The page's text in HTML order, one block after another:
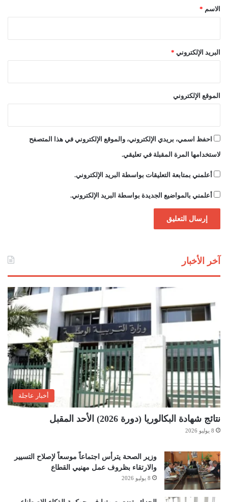
*الاسم *
البريد الإلكتروني *
الموقع الإلكتروني
احفظ اسمي، بريدي الإلكتروني، والموقع الإلكتروني في هذا المتصفح
لاستخدامها المرة المقبلة في تعليقي.
أعلمني بمتابعة التعليقات بواسطة البريد الإلكتروني.
أعلمني بالمواضيع الجديدة بواسطة البريد الإلكتروني.
آخر الأخبار
أخبار عاجلة
نتائج شهادة البكالوريا (دورة 2026) الأحد المقبل
8 يوليو 2026
وزير الصحة يترأس اجتماعاً موسعاً لإصلاح التسيير
والارتقاء بظروف عمل مهنيي القطاع
8 يوليو 2026